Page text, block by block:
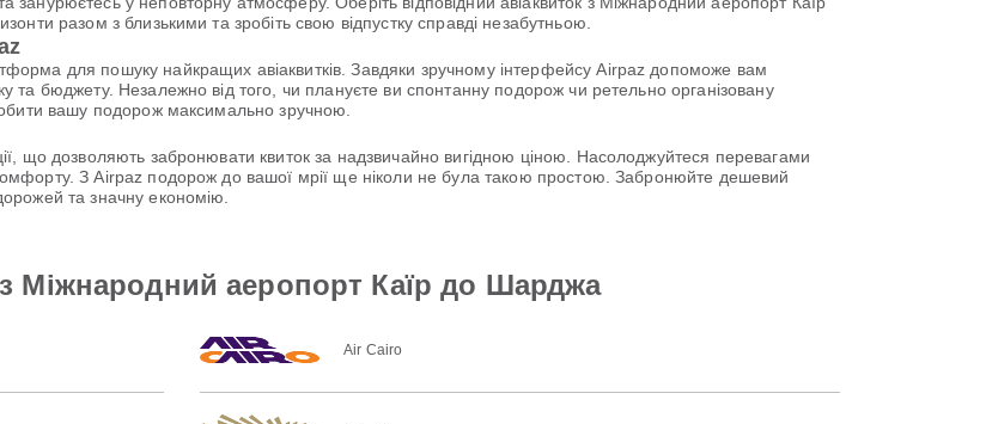
разом з близькими та зробіть свою відпустку справді незабутньою.
для пошуку найкращих авіаквитків. Завдяки зручному інтерфейсу Airpaz допоможе вам
та бюджету. Незалежно від того, чи плануєте ви спонтанну подорож чи ретельно організовану
вашу подорож максимально зручною.
що дозволяють забронювати квиток за надзвичайно вигідною ціною. Насолоджуйтеся перевагами
З Airpaz подорож до вашої мрії ще ніколи не була такою простою. Забронюйте дешевий
та значну економію.
Міжнародний аеропорт Каїр до Шарджа
Air Cairo